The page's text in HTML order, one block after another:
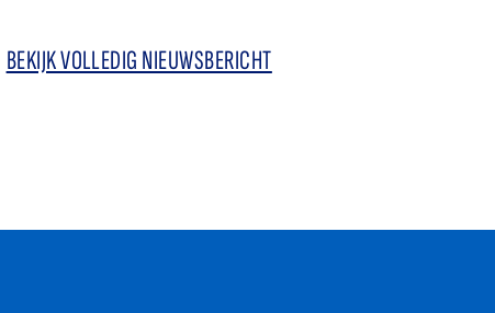
BEKIJK VOLLEDIG NIEUWSBERICHT